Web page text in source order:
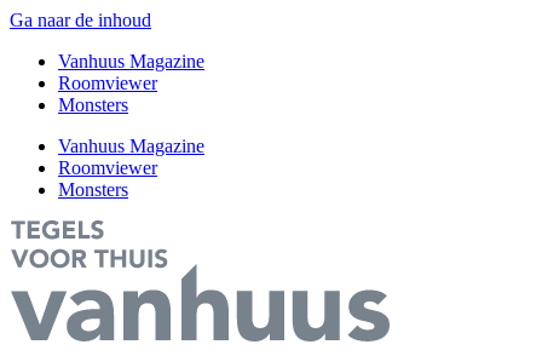
Ga naar de inhoud
Vanhuus Magazine
Roomviewer
Monsters
Vanhuus Magazine
Roomviewer
Monsters